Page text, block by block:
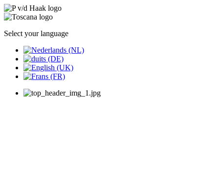
Select your language